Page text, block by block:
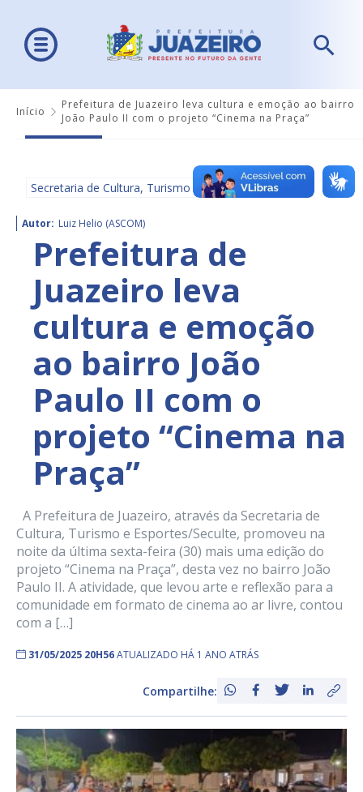
Início
Prefeitura de Juazeiro leva cultura e emoção ao bairro
João Paulo II com o projeto “Cinema na Praça”
Secretaria de Cultura, Turismo e Esportes - SECULTE
Autor: Luiz Helio (ASCOM)
Prefeitura de
Juazeiro leva
cultura e emoção
ao bairro João
Paulo II com o
projeto “Cinema na
Praça”
A Prefeitura de Juazeiro, através da Secretaria de
Cultura, Turismo e Esportes/Seculte, promoveu na
noite da última sexta-feira (30) mais uma edição do
projeto “Cinema na Praça”, desta vez no bairro João
Paulo II. A atividade, que levou arte e reflexão para a
comunidade em formato de cinema ao ar livre, contou
com a […]
31/05/2025 20H56ATUALIZADO HÁ 1 ANO ATRÁS
Compartilhe: